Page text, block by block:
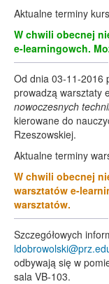
Aktualne terminy
W chwili obecnej
e-learningowch.
Od dnia 03-11-2016
prowadzą warsztaty
nowoczesnych
kierowane do
Rzeszowskiej.
Aktualne terminy
W chwili obecnej
warsztatów e-
warsztatów.
Szczegółowych
odbywają się w
sala VB-103.